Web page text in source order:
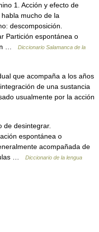
1. Acción y efecto de
mucho de la
descomposición.
Partición espontánea o
…
Diccionario Salamanca de la
que acompaña a los años
de una sustancia
usualmente por la acción
desintegrar.
espontánea o
acompañada de
…
Diccionario de la lengua